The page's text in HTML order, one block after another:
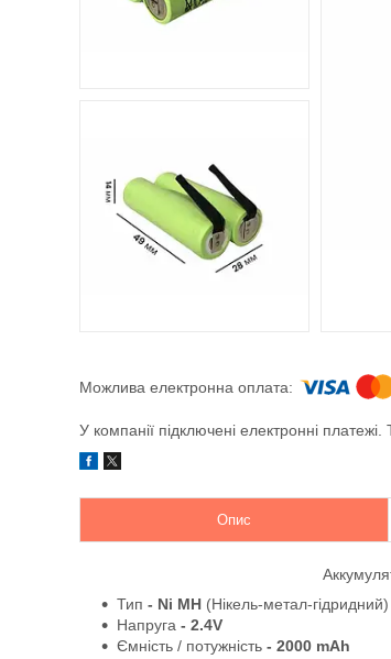
У компанії підключені електронні
Опис
Тип - Ni MH (Нікель-метал-гідридний)
Напруга - 2.4V
Ємність / потужність - 2000 mAh